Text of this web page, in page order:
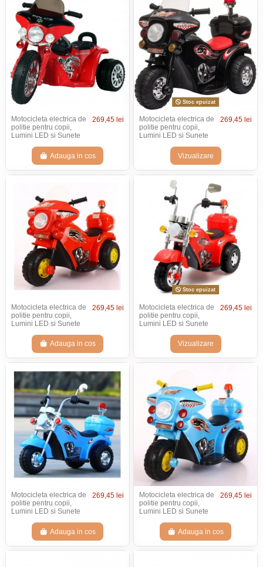
Motocicleta electrica de
politie pentru copii,
Lumini LED si Sunete
269,45 lei
Adauga in cos
Stoc epuizat
Motocicleta electrica de
politie pentru copii,
Lumini LED si Sunete
269,45 lei
Vizualizare
Motocicleta electrica de
politie pentru copii,
Lumini LED si Sunete
269,45 lei
Adauga in cos
Stoc epuizat
Motocicleta electrica de
politie pentru copii,
Lumini LED si Sunete
269,45 lei
Vizualizare
Motocicleta electrica de
politie pentru copii,
Lumini LED si Sunete
269,45 lei
Adauga in cos
Motocicleta electrica de
politie pentru copii,
Lumini LED si Sunete
269,45 lei
Adauga in cos